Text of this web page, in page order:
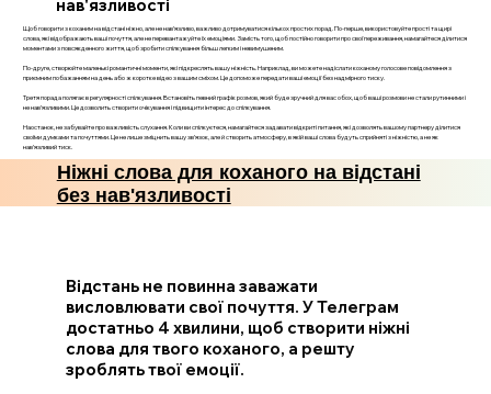
нав'язливості
Щоб говорити з коханим на відстані ніжно, але не нав’язливо, важливо дотримуватися кількох простих порад. По-перше, використовуйте прості та щирі
слова, які відображають ваші почуття, але не перевантажуйте їх емоціями. Замість того, щоб постійно говорити про свої переживання, намагайтеся ділитися
моментами з повсякденного життя, щоб зробити спілкування більш легким і невимушеним.
По-друге, створюйте маленькі романтичні моменти, які підкреслять вашу ніжність. Наприклад, ви можете надіслати коханому голосове повідомлення з
приємним побажанням на день або ж коротке відео з вашим сміхом. Це допоможе передати ваші емоції без надмірного тиску.
Третя порада полягає в регулярності спілкування. Встановіть певний графік розмов, який буде зручний для вас обох, щоб ваші розмови не стали рутинними і
не нав’язливими. Це дозволить створити очікування і підвищити інтерес до спілкування.
Наостанок, не забувайте про важливість слухання. Коли ви спілкуєтеся, намагайтеся задавати відкриті питання, які дозволять вашому партнеру ділитися
своїми думками та почуттями. Це не лише зміцнить вашу зв’язок, але й створить атмосферу, в якій ваші слова будуть сприйняті з ніжністю, а не як
нав’язливий тиск.
Ніжні слова для коханого на відстані
без нав'язливості
Відстань не повинна заважати
висловлювати свої почуття. У Телеграм
достатньо 4 хвилини, щоб створити ніжні
слова для твого коханого, а решту
зроблять твої емоції.